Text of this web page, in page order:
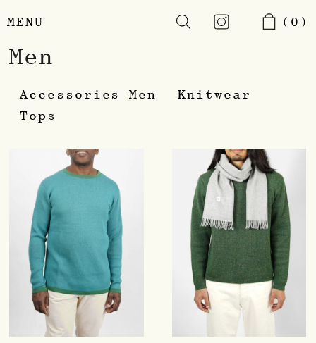
Skip
to
MENU (0)
Men
Accessories Men
Knitwear
Tops